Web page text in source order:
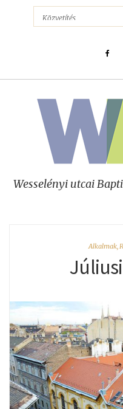
Wesselényi utcai
Alkalmak,